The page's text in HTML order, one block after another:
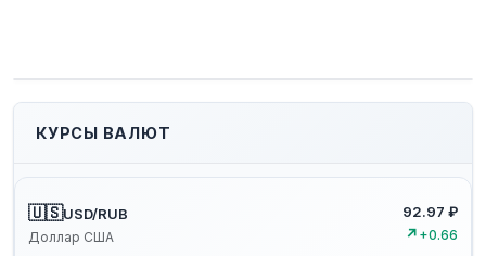
КУРСЫ ВАЛЮТ
🇺🇸USD/RUB
Доллар США
92.97 ₽
↗ +0.66